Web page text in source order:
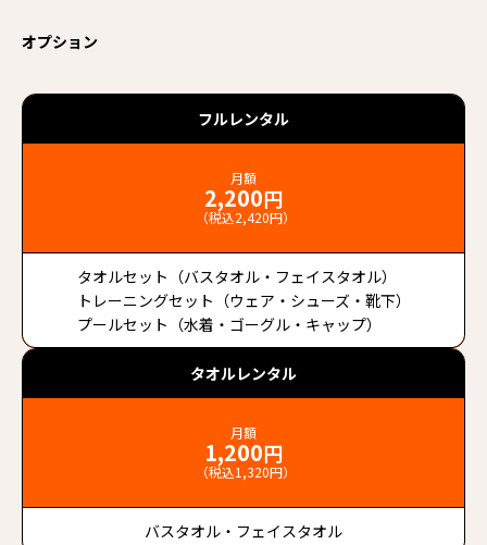
オプション
フルレンタル
月額
2,200円
（税込2,420円）
タオルセット（バスタオル・フェイスタオル）
トレーニングセット（ウェア・シューズ・靴下）
プールセット（水着・ゴーグル・キャップ）
タオルレンタル
月額
1,200円
（税込1,320円）
バスタオル・フェイスタオル